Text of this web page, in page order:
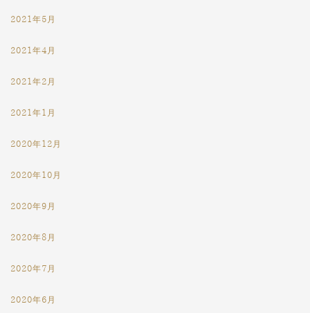
2021年5月
2021年4月
2021年2月
2021年1月
2020年12月
2020年10月
2020年9月
2020年8月
2020年7月
2020年6月